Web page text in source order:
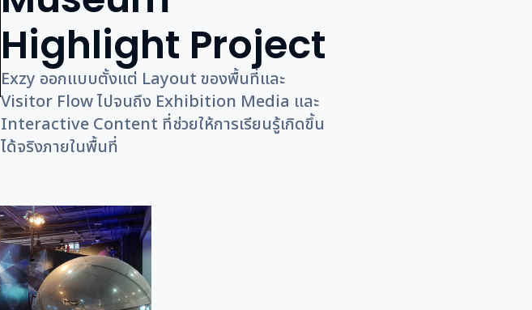
Highlight Project
Exzy ออกแบบตั้งแต่ Layout ของพื้นที่และ
Visitor Flow ไปจนถึง Exhibition Media และ
Interactive Content ที่ช่วยให้การเรียนรู้เกิดขึ้น
ได้จริงภายในพื้นที่